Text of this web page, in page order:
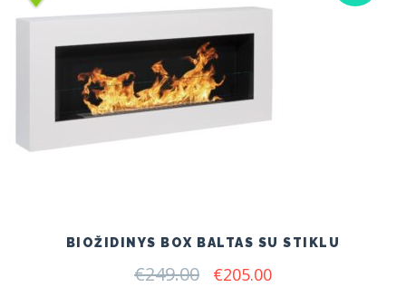
BIOŽIDINYS BOX BALTAS SU STIKLU
€249.00 Original
€205.00Current